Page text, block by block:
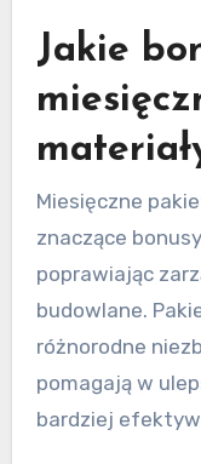
Jakie
Miesięczne
znaczące
poprawiając
budowlane.
różnorodne
pomagają w
bardziej